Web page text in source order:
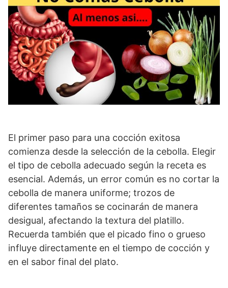
El primer paso para una cocción exitosa
comienza desde la selección de la cebolla. Elegir
el tipo de cebolla adecuado según la receta es
esencial. Además, un error común es no cortar la
cebolla de manera uniforme; trozos de
diferentes tamaños se cocinarán de manera
desigual, afectando la textura del platillo.
Recuerda también que el picado fino o grueso
influye directamente en el tiempo de cocción y
en el sabor final del plato.